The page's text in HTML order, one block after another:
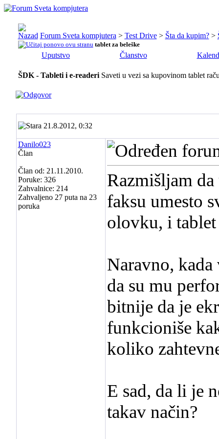
Forum Sveta kompjutera > Test Drive > Šta da kupim? >
tablet za beleške
Uputstvo Članstvo
ŠDK - Tableti i e-readeri Saveti u vezi sa kupovinom tablet
21.8.2012, 0:32
Danilo023
Član
Član od: 21.11.2010.
Poruke: 326
Zahvalnice: 214
Zahvaljeno 27 puta na 23
poruka
Razmišljam
faksu umesto
olovku, i
Naravno,
da su mu
bitnije da je
funkcioniše
koliko
E sad, da li je
takav način?